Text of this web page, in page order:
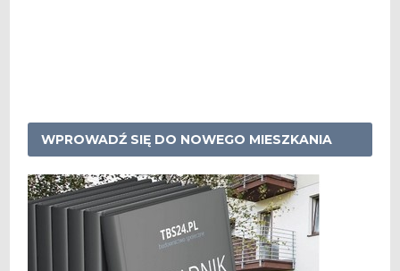
WPROWADŹ SIĘ DO NOWEGO MIESZKANIA